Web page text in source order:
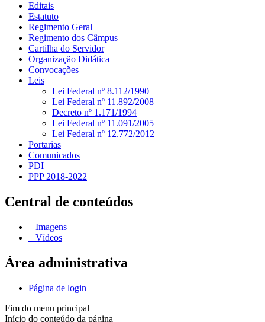
Editais
Estatuto
Regimento Geral
Regimento dos Câmpus
Cartilha do Servidor
Organização Didática
Convocações
Leis
Lei Federal nº 8.112/1990
Lei Federal nº 11.892/2008
Decreto nº 1.171/1994
Lei Federal nº 11.091/2005
Lei Federal nº 12.772/2012
Portarias
Comunicados
PDI
PPP 2018-2022
Central de conteúdos
Imagens
Vídeos
Área administrativa
Página de login
Fim do menu principal
Início do conteúdo da página